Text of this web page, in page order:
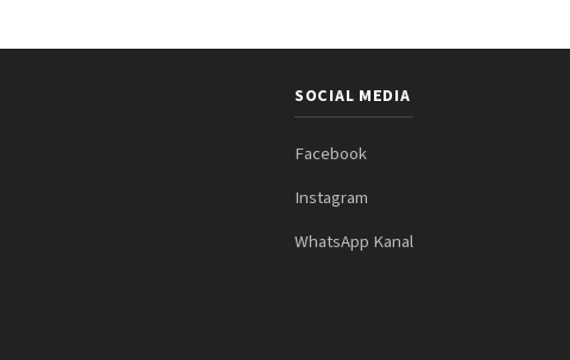
SOCIAL MEDIA
Facebook
Instagram
WhatsApp Kanal